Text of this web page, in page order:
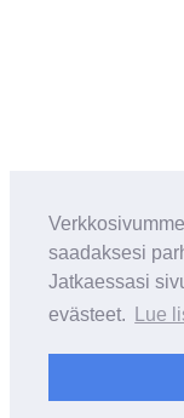
saadaksesi
Jatkaessasi
evästeet.
Lue